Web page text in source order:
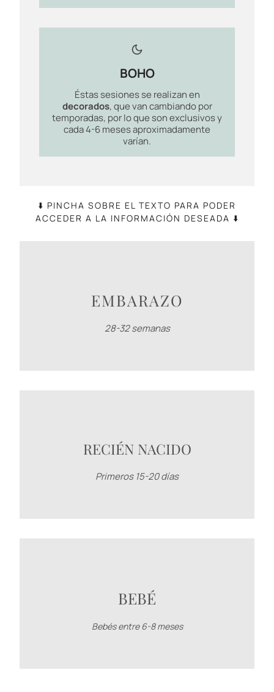
BOHO
Éstas sesiones se realizan en
decorados, que van cambiando por
temporadas, por lo que son exclusivos y
cada 4-6 meses aproximadamente
varían.
⬇️ PINCHA SOBRE EL TEXTO PARA PODER
ACCEDER A LA INFORMACIÓN DESEADA ⬇️
EMBARAZO
28-32 semanas
RECIÉN NACIDO
Primeros 15-20 días
BEBÉ
Bebés entre 6-8 meses